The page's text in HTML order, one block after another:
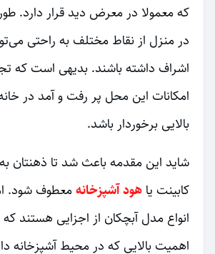
که معمولا در معرض دید قرار دارد.
در منزل از نقاط مختلف به راحتی
اشراف داشته باشند. بدیهی است که
امکانات این محل پر رفت و آمد در
بالایی برخوردار باشد.
شاید این مقدمه باعث شد تا
کابینت یا هود آشپزخانهمعطوف شود.
انواع مدل آبچکان از اجزایی هستند که
اهمیت بالایی که در محیط آشپزخانه